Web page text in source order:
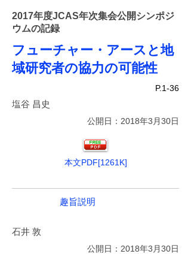
2017年度JCAS年次集会公開シンポジ
ウムの記録
フューチャー・アースと地
域研究者の協力の可能性
P.1-36
塩谷 昌史
公開日：2018年3月30日
本文PDF[1261K]
趣旨説明
石井 敦
公開日：2018年3月30日